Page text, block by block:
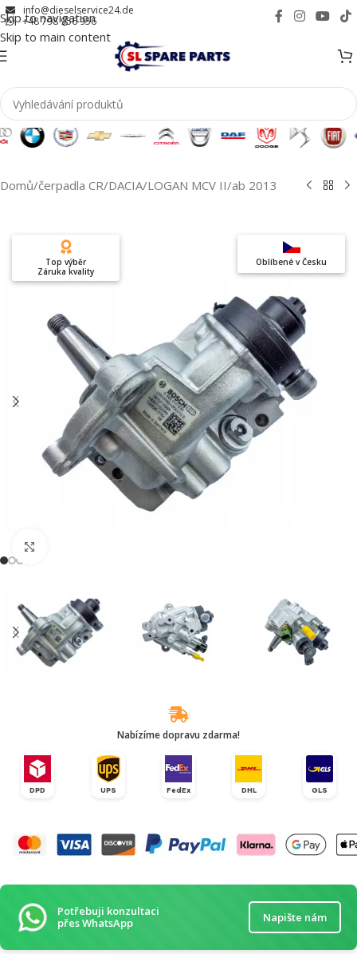
Skip to navigation
Skip to main content
info@dieselservice24.de
+48 798 956 956
Domů/čerpadla CR/DACIA/LOGAN MCV II/ab 2013
Oblíbené v Česku
Top výběr
Záruka kvality
Nabízíme dopravu zdarma!
DPD UPS FedEx DHL GLS
Potřebuji konzultaci
přes WhatsApp
Napište nám